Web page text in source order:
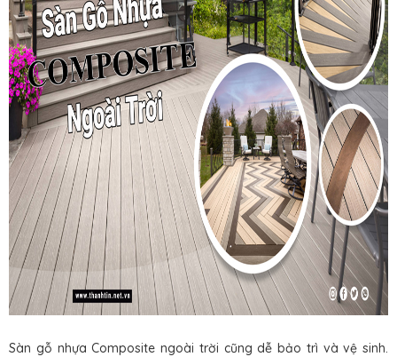
Sàn gỗ nhựa Composite ngoài trời cũng dễ bảo trì và vệ sinh.